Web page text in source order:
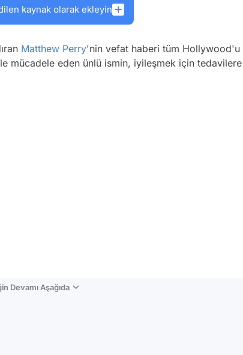
kaynak olarak ekleyin
Matthew Perry'nin vefat haberi tüm Hollywood'u
ile mücadele eden ünlü ismin, iyileşmek için tedavilere
Devamı Aşağıda